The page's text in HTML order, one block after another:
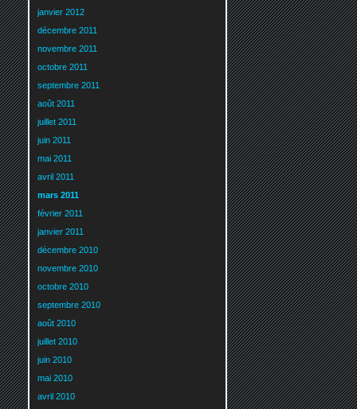
janvier 2012
décembre 2011
novembre 2011
octobre 2011
septembre 2011
août 2011
juillet 2011
juin 2011
mai 2011
avril 2011
mars 2011
février 2011
janvier 2011
décembre 2010
novembre 2010
octobre 2010
septembre 2010
août 2010
juillet 2010
juin 2010
mai 2010
avril 2010